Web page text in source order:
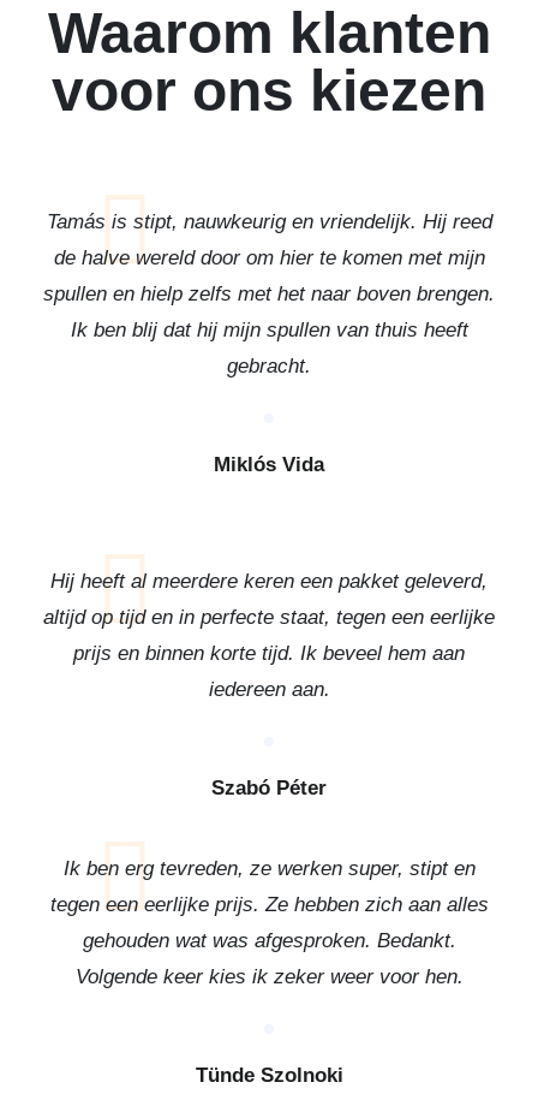
Waarom klanten
voor ons kiezen
Tamás is stipt, nauwkeurig en vriendelijk. Hij reed
de halve wereld door om hier te komen met mijn
spullen en hielp zelfs met het naar boven brengen.
Ik ben blij dat hij mijn spullen van thuis heeft
gebracht.
Miklós Vida
Hij heeft al meerdere keren een pakket geleverd,
altijd op tijd en in perfecte staat, tegen een eerlijke
prijs en binnen korte tijd. Ik beveel hem aan
iedereen aan.
Szabó Péter
Ik ben erg tevreden, ze werken super, stipt en
tegen een eerlijke prijs. Ze hebben zich aan alles
gehouden wat was afgesproken. Bedankt.
Volgende keer kies ik zeker weer voor hen.
Tünde Szolnoki